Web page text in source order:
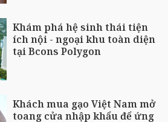
Khám phá hệ sinh thái tiện
ích nội - ngoại khu toàn diện
tại Bcons Polygon
Khách mua gạo Việt Nam mở
toang cửa nhập khẩu để ứng